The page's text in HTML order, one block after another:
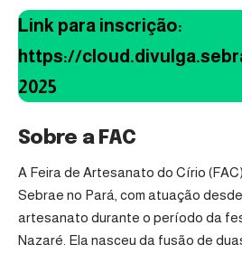
Link para inscrição:
https://
2025
Sobre a FAC
A Feira de Artesanato do Círio
Sebrae no Pará, com atuação
artesanato durante o período da
Nazaré. Ela nasceu da fusão de